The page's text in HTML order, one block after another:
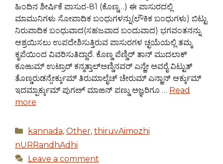
ಹಿಂದಿನ ಶೀರ್ಷಿಕೆ ಪಾಸುರ-81 (ಕೊಣ್ಡ…) ಈ ಪಾಸುರದಲ್ಲಿ
ಮಾಮುನಿಗಳು ಸೋಪಾದಿಕ ಬಂಧುಗಳನ್ನು(ಲೌಕಿಕ ಬಂಧುಗಳು) ಬಿಟ್ಟು
ನಿರುಪಾದಿಕ ಬಂಧುವಾದ(ಸಹಜವಾದ ಬಂದುವಾದ) ಭಗವಂತನನ್ನು
ಆಶ್ರಯಿಸಲು ಉಪದೇಶಿಸುತ್ತಿರುವ ಪಾಸುರಗಳ ಚ್ಛಯೆಯಲ್ಲಿ ತಮ್ಮ
ಕೃಪೆಯಿಂದ ವಿವರಿಸುತಿದ್ದಾರೆ. ಕೊಣ್ಡ ಪೆಣ್ಡಿರ್ ತಾನ್ ಮುದಲಾಕ್
ಕೂಱುಮ್ ಉಟ್ರಾರ್ ಕನ್ಮತ್ತಾಲ್ಅಣ್ಡಿನವರ್ ಎನ್ಱೇ ಅವರೈ ವಿಟ್ಟುತ್
ತೊಣ್ಡರುಡನ್ಸೇರ್ಕ್ಕುಮ್ ತಿರುಮಾಲೈಚ್ ಚೇರುಮ್ ಎನ್ಱಾನ್ ಆರ್ಕ್ಕುಮ್
ಇದಮ್ಪಾರ್ಕ್ಕುಮ್ ಪುಗೞ್ ಮಾಱನ್ ಪಣ್ಡು ಅಜ್ಞರಿಗೂ … Read
more
Categories
kannada, Other, thiruvAimozhi
nURRandhAdhi
Leave a comment